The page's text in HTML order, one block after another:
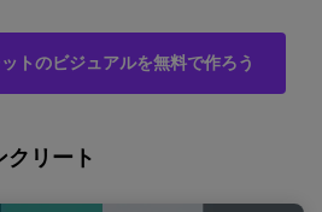
トのビジュアルを無料で作ろう
リート